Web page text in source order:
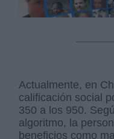
Actualmente, en
calificación social
350 a los 950.
algoritmo, la
beneficios como
Información adicional